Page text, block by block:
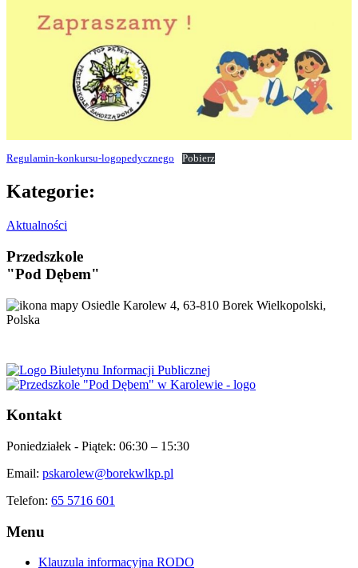
Regulamin-konkursu-logopedycznego Pobierz
Kategorie:
Aktualności
Przedszkole
"Pod Dębem"
Osiedle Karolew 4, 63-810 Borek Wielkopolski,
Polska
Kontakt
Poniedziałek - Piątek: 06:30 – 15:30
Email: pskarolew@borekwlkp.pl
Telefon: 65 5716 601
Menu
Klauzula informacyjna RODO